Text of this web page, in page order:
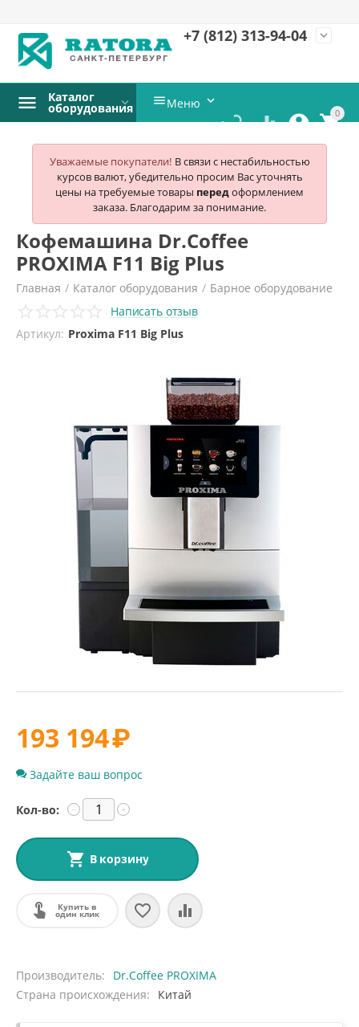
+7 (812) 313-94-04 expand_more
0


 
Каталог
оборудования Меню 
Уважаемые покупатели! В связи с нестабильностью
курсов валют, убедительно просим Вас уточнять
цены на требуемые товары передоформлением
заказа. Благодарим за понимание.
Кофемашина Dr.Coffee
PROXIMA F11 Big Plus
Главная / Каталог оборудования / Барное оборудование
/ Dr.coffee proxima
Написать отзыв
Артикул: Proxima F11 Big Plus
193 194₽
Задайте ваш вопрос
Кол-во: +
−
В корзину
Купить в
один клик
Производитель
Dr.Coffee PROXIMA
Страна происхождения
Китай